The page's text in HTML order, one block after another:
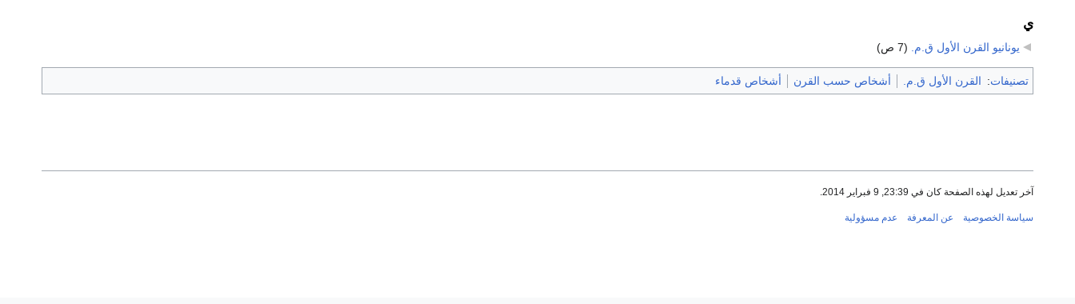
ي
يونانيو القرن الأول ق.م. (7 ص)
تصنيفات: القرن الأول ق.م. أشخاص حسب القرن أشخاص قدماء
آخر تعديل لهذه الصفحة كان في 23:39, 9 فبراير 2014.
سياسة الخصوصية عن المعرفة عدم مسؤولية